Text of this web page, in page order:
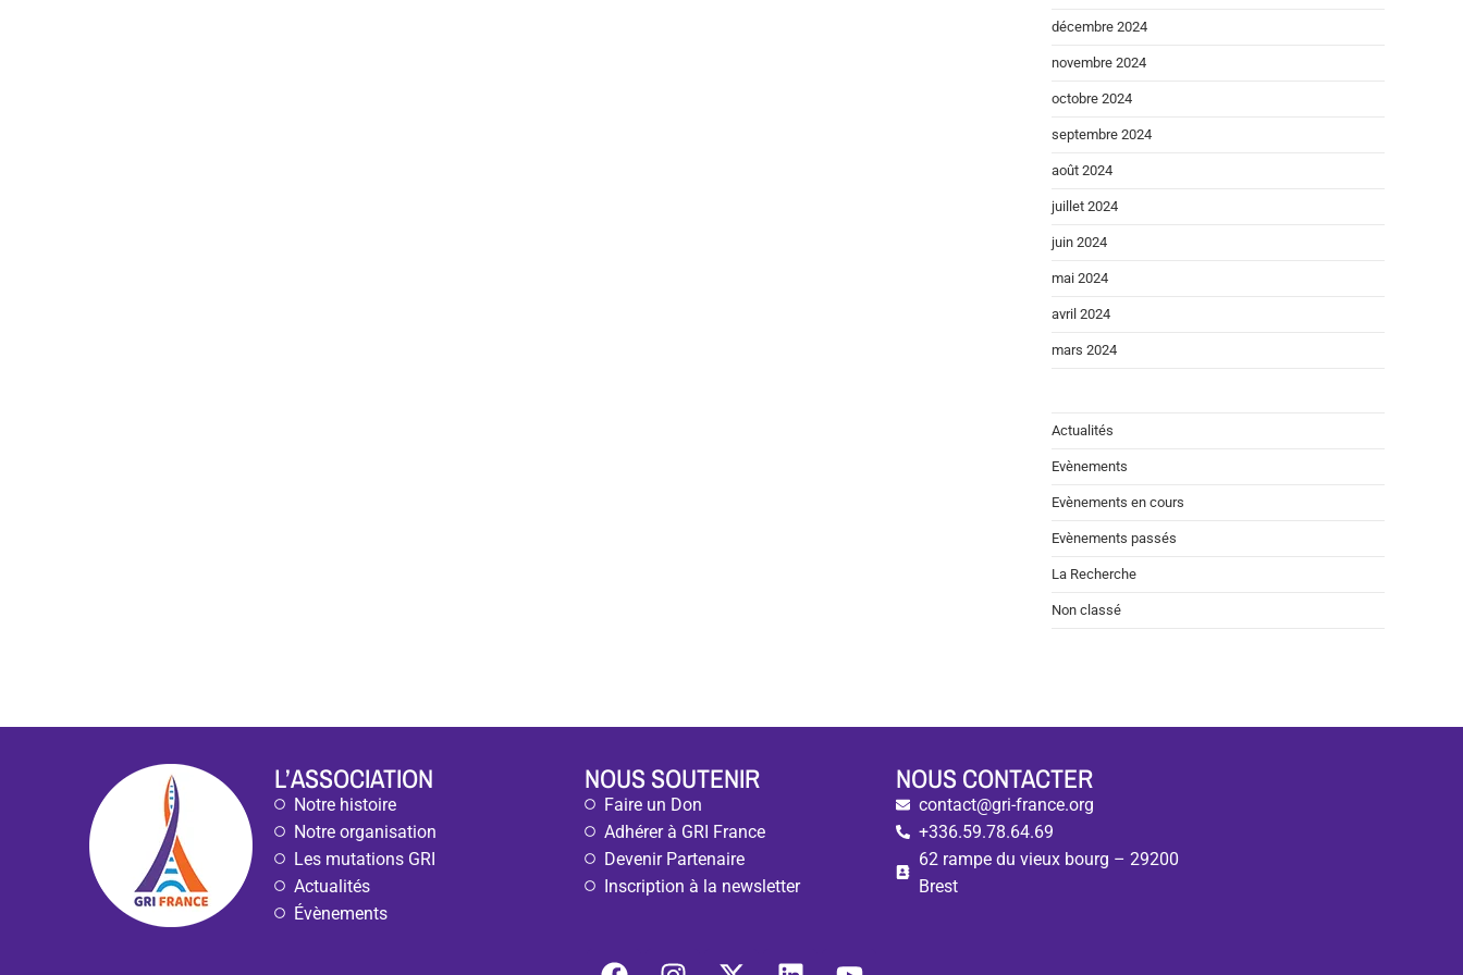
décembre 2024
novembre 2024
octobre 2024
septembre 2024
août 2024
juillet 2024
juin 2024
mai 2024
avril 2024
mars 2024
Actualités
Evènements
Evènements en cours
Evènements passés
La Recherche
Non classé
L’ASSOCIATION
Notre histoire
Notre organisation
Les mutations GRI
Actualités
Évènements
NOUS SOUTENIR
Faire un Don
Adhérer à GRI France
Devenir Partenaire
Inscription à la newsletter
NOUS CONTACTER
contact@gri-france.org
+336.59.78.64.69
62 rampe du vieux bourg – 29200
Brest